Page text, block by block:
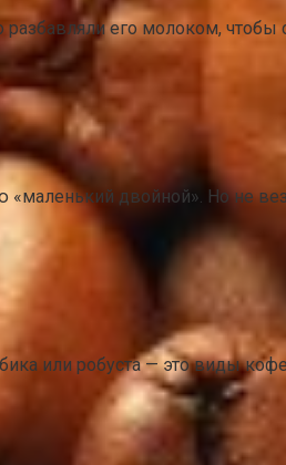
его молоком, чтобы
двойной». Но не
или робуста — это виды